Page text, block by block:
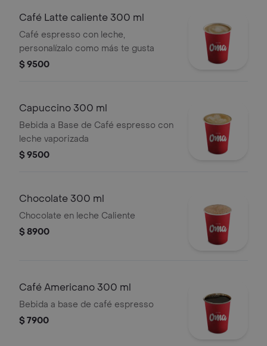
Café Latte caliente 300 ml
Café espresso con leche,
personalízalo como más te gusta
$ 9500
Capuccino 300 ml
Bebida a Base de Café espresso con
leche vaporizada
$ 9500
Chocolate 300 ml
Chocolate en leche Caliente
$ 8900
Café Americano 300 ml
Bebida a base de café espresso
$ 7900